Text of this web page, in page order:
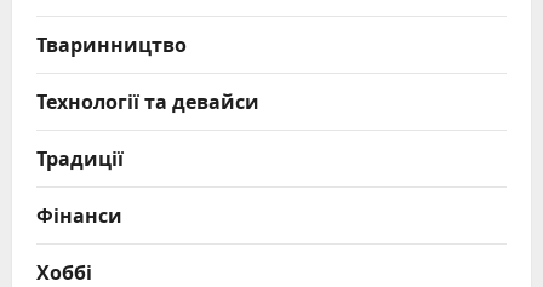
Тваринництво
Технології та девайси
Традиції
Фінанси
Хоббі